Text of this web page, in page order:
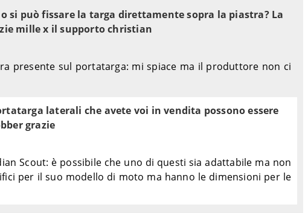
si può fissare la targa direttamente sopra la piastra? La
mille x il supporto christian
presente sul portatarga: mi spiace ma il produttore non ci
laterali che avete voi in vendita possono essere
grazie
Scout: è possibile che uno di questi sia adattabile ma non
per il suo modello di moto ma hanno le dimensioni per le